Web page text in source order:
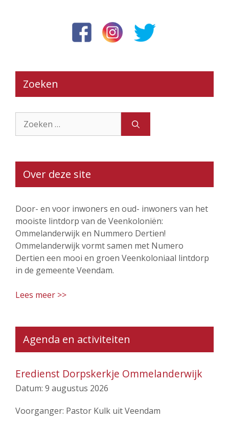
Zoeken
naar:
Over deze site
Door- en voor inwoners en oud- inwoners van het
mooiste lintdorp van de Veenkoloniën:
Ommelanderwijk en Nummero Dertien!
Ommelanderwijk vormt samen met Numero
Dertien een mooi en groen Veenkoloniaal lintdorp
in de gemeente Veendam.
Lees meer >>
Agenda en activiteiten
Eredienst Dorpskerkje Ommelanderwijk
Datum: 9 augustus 2026
Voorganger: Pastor Kulk uit Veendam